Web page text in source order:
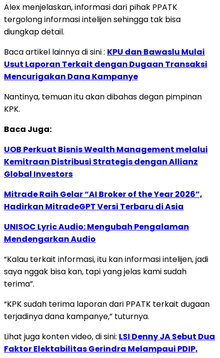
Alex menjelaskan, informasi dari pihak PPATK
tergolong informasi intelijen sehingga tak bisa
diungkap detail.
Baca artikel lainnya di sini : KPU dan Bawaslu Mulai
Usut Laporan Terkait dengan Dugaan Transaksi
Mencurigakan Dana Kampanye
Nantinya, temuan itu akan dibahas degan pimpinan
KPK.
Baca Juga:
UOB Perkuat Bisnis Wealth Management melalui
Kemitraan Distribusi Strategis dengan Allianz
Global Investors
Mitrade Raih Gelar “AI Broker of the Year 2026”,
Hadirkan MitradeGPT Versi Terbaru di Asia
UNISOC Lyric Audio: Mengubah Pengalaman
Mendengarkan Audio
“Kalau terkait informasi, itu kan informasi intelijen, jadi
saya nggak bisa kan, tapi yang jelas kami sudah
terima”.
“KPK sudah terima laporan dari PPATK terkait dugaan
terjadinya dana kampanye,” tuturnya.
Lihat juga konten video, di sini: LSI Denny JA Sebut Dua
Faktor Elektabilitas Gerindra Melampaui PDIP,